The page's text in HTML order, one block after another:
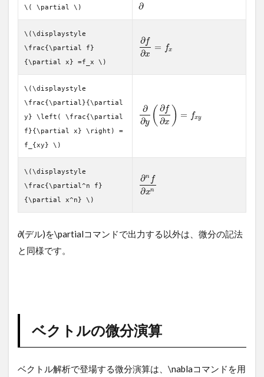
\( \partial \) ∂
\(\displaystyle
\frac{\partial f}
{\partial x} =f_x \)
∂f
∂x
= fx
\(\displaystyle
\frac{\partial}{\partial
y} \left( \frac{\partial
f}{\partial x} \right) =
f_{xy} \)
∂
∂y ( ∂f
∂x ) = fxy
\(\displaystyle
\frac{\partial^n f}
{\partial x^n} \)
∂n f
∂xn
∂(デル)を\partialコマンドで出力する以外は、微分の記法
と同様です。
ベクトルの微分演算
ベクトル解析で登場する微分演算は、\nablaコマンドを用